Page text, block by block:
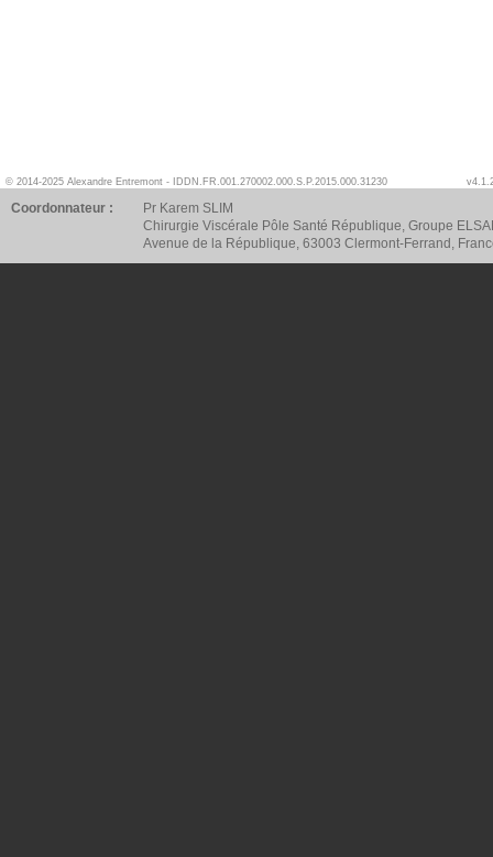
© 2014-2025 Alexandre Entremont - IDDN.FR.001.270002.000.S.P.2015.000.31230
Coordonnateur :
Pr Karem SLIM
Chirurgie Viscérale Pôle Santé République, Groupe
Avenue de la République, 63003 Clermont-Ferrand,